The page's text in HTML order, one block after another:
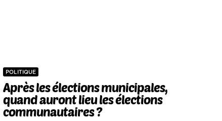
POLITIQUE
Après les élections municipales,
quand auront lieu les élections
communautaires ?